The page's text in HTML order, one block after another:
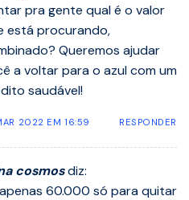
pra gente qual é o valor
está procurando,
Queremos ajudar
a voltar para o azul com um
saudável!
2022 EM 16:59 RESPONDER
cosmos diz:
60.000 só para quitar